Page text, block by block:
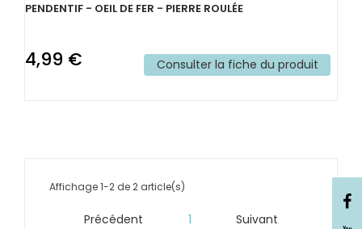
PENDENTIF - OEIL DE FER - PIERRE ROULÉE
4,99 € Consulter la fiche du produit
Affichage 1-2 de 2 article(s)
Précédent 1 Suivant